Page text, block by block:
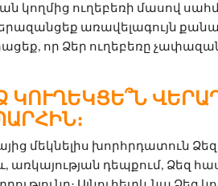
կողմից ուղեբեռի մասով
առավելագույն
որ Ձեր ուղեբեռը չափազանց
ԿՈՒՂԵԿՑԵ՞Ն
մեկնելիս խորհրդատուն
առկայության դեպքում, Ձեզ